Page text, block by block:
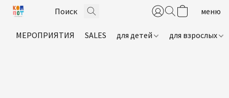
МЕРОПРИЯТИЯ SALES для детей для взрослых